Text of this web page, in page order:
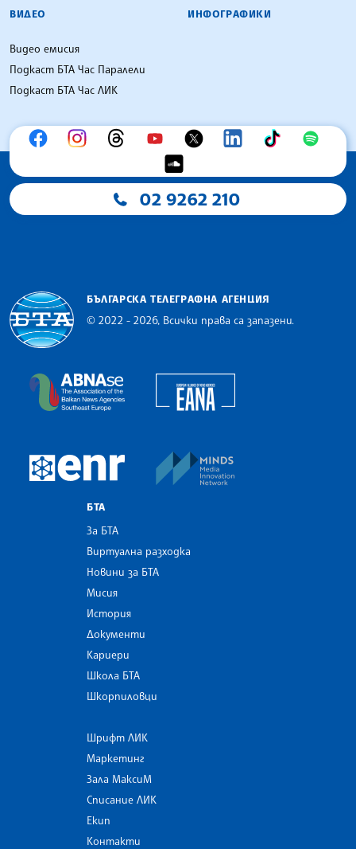
ВИДЕО
Видео емисия
Подкаст БТА Час Паралели
Подкаст БТА Час ЛИК
ИНФОГРАФИКИ
02 9262 210
БЪЛГАРСКА ТЕЛЕГРАФНА АГЕНЦИЯ
© 2022 - 2026, Всички права са запазени.
The Assocoation of the Balkan News Agencies
European Newsroom
БТА
За БТА
Виртуална разходка
Новини за БТА
Мисия
История
Документи
Кариери
Школа БТА
Шкорпиловци
Шрифт ЛИК
Маркетинг
Зала МаксиМ
Списание ЛИК
Екип
Контакти